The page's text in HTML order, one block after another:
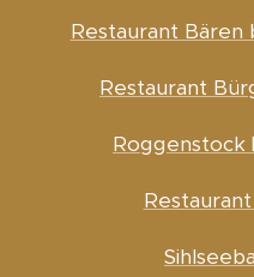
Restaurant Bären
Restaurant
Roggenstock